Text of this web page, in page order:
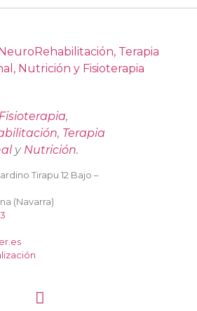
,
, Terapia
y Nutrición.
Tirapu 12 Bajo –
(Navarra)